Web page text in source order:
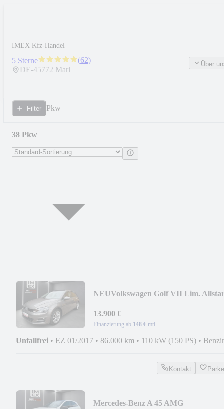
IMEX Kfz-Handel
5 Sterne (62)
DE-45772 Marl
Über
Filter Pkw
38 Pkw
NEUVolkswagen Golf VII Lim.
13.900 €
Finanzierung ab 148 € mtl.
Unfallfrei • EZ 01/2017 • 86.000 km • 110 kW (150 PS) •
Kontakt
Mercedes-Benz A 45 AMG